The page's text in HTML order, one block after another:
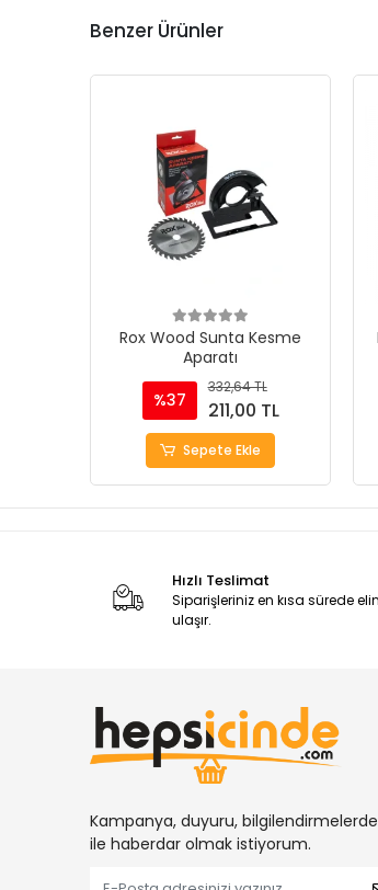
Benzer Ürünler
Rox Wood Sunta Kesme
Aparatı
%37
332,64 TL
211,00 TL
Sepete Ekle
Hızlı Teslimat
Siparişleriniz en kısa sürede
ulaşır.
Kampanya, duyuru,
ile haberdar olmak istiyorum.